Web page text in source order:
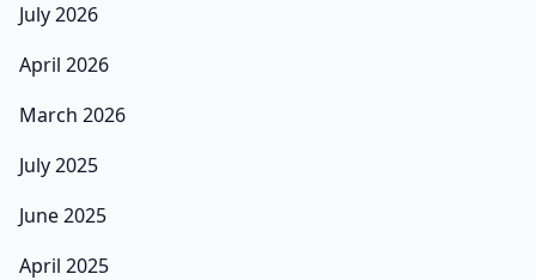
July 2026
April 2026
March 2026
July 2025
June 2025
April 2025